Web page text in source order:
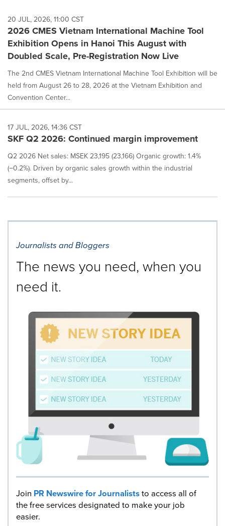
20 JUL, 2026, 11:00 CST
2026 CMES Vietnam International Machine Tool
Exhibition Opens in Hanoi This August with
Doubled Scale, Pre-Registration Now Live
The 2nd CMES Vietnam International Machine Tool Exhibition will be
held from August 26 to 28, 2026 at the Vietnam Exhibition and
Convention Center...
17 JUL, 2026, 14:36 CST
SKF Q2 2026: Continued margin improvement
Q2 2026 Net sales: MSEK 23,195 (23,166) Organic growth: 1.4%
(−0.2%). Driven by organic sales growth within the industrial
segments, offset by...
Journalists and Bloggers
The news you need, when you
need it.
Join PR Newswire for Journaliststo access all of
the free services designated to make your job
easier.